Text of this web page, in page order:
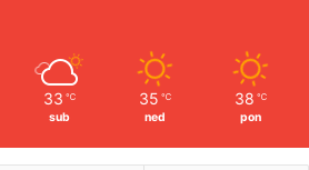
33 ℃
sub
35 ℃
ned
38 ℃
pon